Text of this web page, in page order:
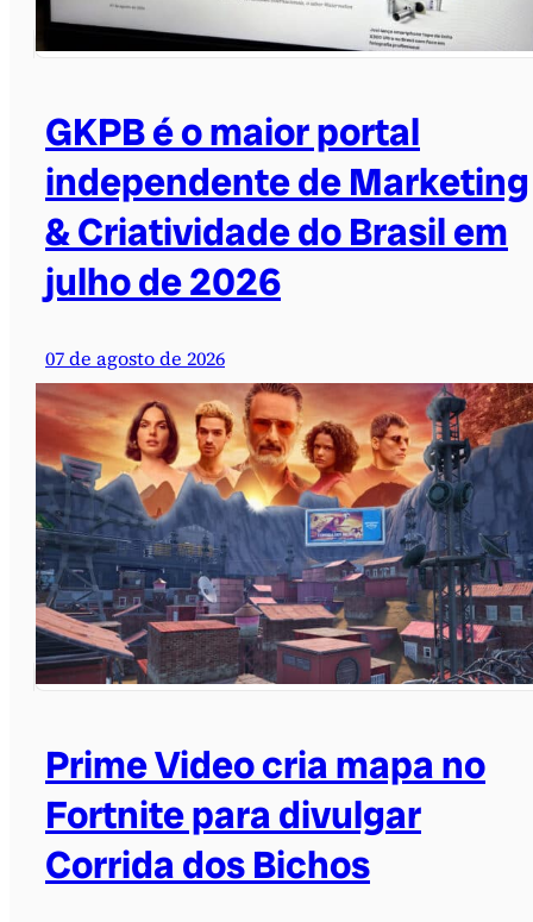
GKPB é o maior portal
independente de Marketing
& Criatividade do Brasil em
julho de 2026
07 de agosto de 2026
Prime Video cria mapa no
Fortnite para divulgar
Corrida dos Bichos